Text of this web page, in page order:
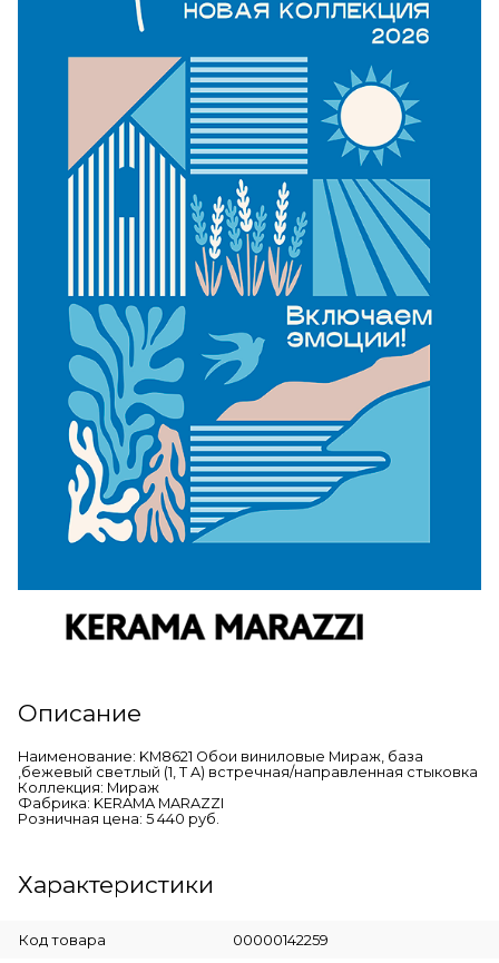
Описание
Наименование: KM8621 Обои виниловые Мираж, база
,бежевый светлый (1, Т A) встречная/направленная стыковка
Коллекция: Мираж
Фабрика: KERAMA MARAZZI
Розничная цена: 5 440 руб.
Характеристики
Код товара 00000142259